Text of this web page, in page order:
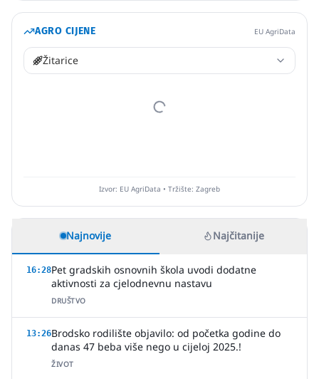
AGRO CIJENE EU AgriData
Žitarice
Izvor: EU AgriData • Tržište: Zagreb
Najnovije Najčitanije
16:28Pet gradskih osnovnih škola uvodi dodatne
aktivnosti za cjelodnevnu nastavu
DRUŠTVO
13:26Brodsko rodilište objavilo: od početka godine do
danas 47 beba više nego u cijeloj 2025.!
ŽIVOT